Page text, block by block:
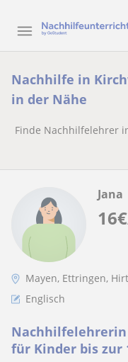
Nachhilfe in
in der Nähe
Finde Nachhilfelehrer
16€
Jana
Mayen, Ettringen,
Englisch
Nachhilfelehrerin
für Kinder bis zur